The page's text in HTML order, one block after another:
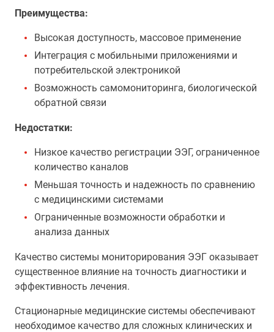
Преимущества:
Высокая доступность, массовое применение
Интеграция с мобильными приложениями и
потребительской электроникой
Возможность самомониторинга, биологической
обратной связи
Недостатки:
Низкое качество регистрации ЭЭГ, ограниченное
количество каналов
Меньшая точность и надежность по сравнению
с медицинскими системами
Ограниченные возможности обработки и
анализа данных
Качество системы мониторирования ЭЭГ оказывает
существенное влияние на точность диагностики и
эффективность лечения.
Стационарные медицинские системы обеспечивают
необходимое качество для сложных клинических и